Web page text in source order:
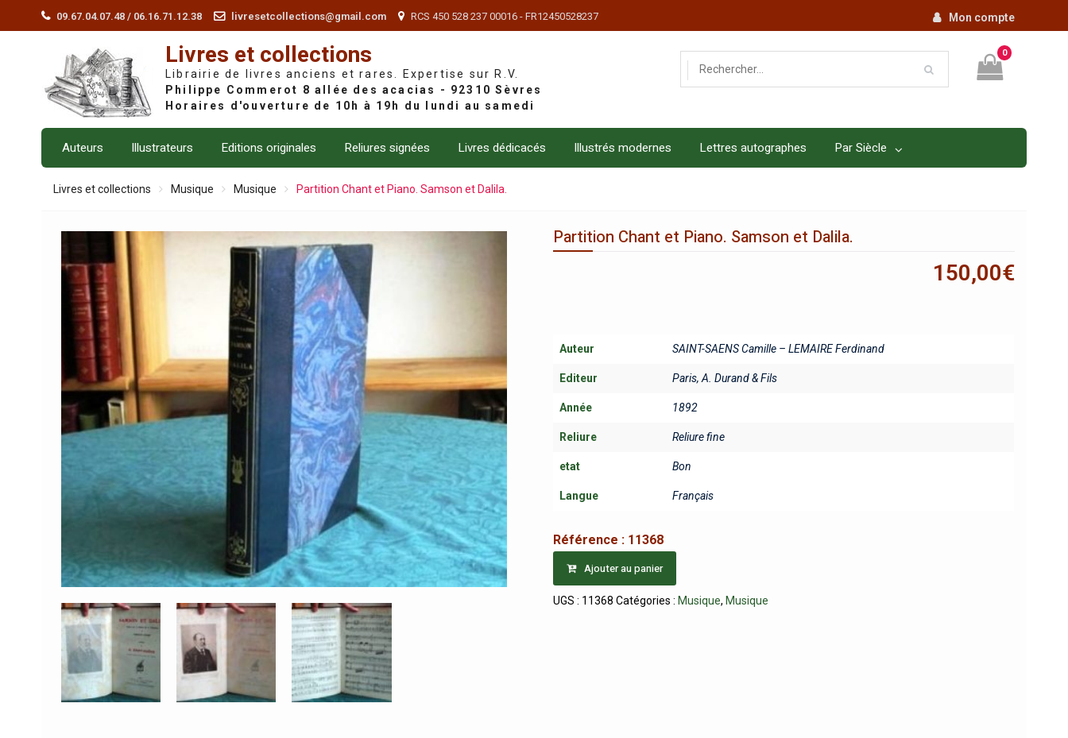
09.67.04.07.48 / 06.16.71.12.38 livresetcollections@gmail.com RCS 450 528 237 00016 - FR12450528237 Mon compte
Livres et collections
Librairie de livres anciens et rares. Expertise sur R.V.
0
Auteurs Illustrateurs Editions originales Reliures signées Livres dédicacés Illustrés modernes Lettres autographes Par Siècle
Livres et collections Musique Musique Partition Chant et Piano. Samson et Dalila.
Partition Chant et Piano. Samson et Dalila.
150,00€
Auteur SAINT-SAENS Camille – LEMAIRE Ferdinand
Editeur Paris, A. Durand & Fils
Année 1892
Reliure Reliure fine
etat Bon
Langue Français
Référence : 11368
Ajouter au panier
UGS : 11368 Catégories : Musique, Musique